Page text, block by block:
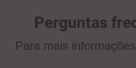
Perguntas
Para mais informações